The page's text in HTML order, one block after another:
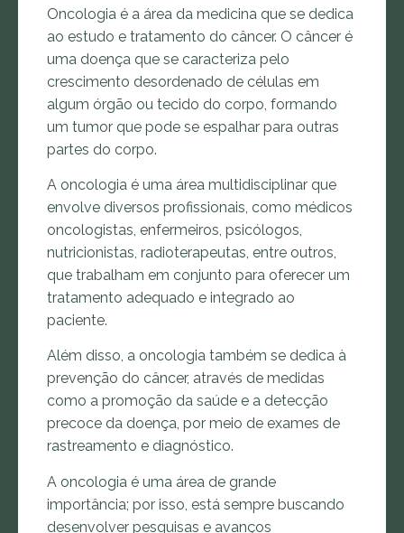
Oncologia é a área da medicina que se dedica
ao estudo e tratamento do câncer. O câncer é
uma doença que se caracteriza pelo
crescimento desordenado de células em
algum órgão ou tecido do corpo, formando
um tumor que pode se espalhar para outras
partes do corpo.
A oncologia é uma área multidisciplinar que
envolve diversos profissionais, como médicos
oncologistas, enfermeiros, psicólogos,
nutricionistas, radioterapeutas, entre outros,
que trabalham em conjunto para oferecer um
tratamento adequado e integrado ao
paciente.
Além disso, a oncologia também se dedica à
prevenção do câncer, através de medidas
como a promoção da saúde e a detecção
precoce da doença, por meio de exames de
rastreamento e diagnóstico.
A oncologia é uma área de grande
importância; por isso, está sempre buscando
desenvolver pesquisas e avanços